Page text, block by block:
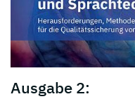
Ausgabe 2: